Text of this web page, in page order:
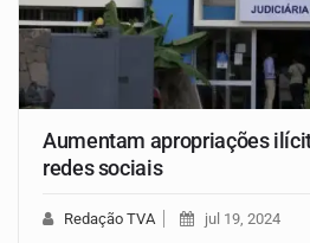
Aumentam apropriações
redes sociais
Redação TVA jul 19, 2024